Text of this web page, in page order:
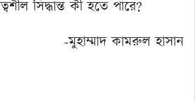
সিদ্ধান্ত কী হতে পারে?
-মুহাম্মাদ কামরুল হাসান